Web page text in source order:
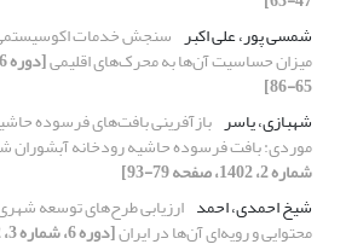
شمسی پور، علی اکبر سنجش خدمات اکوسیستمی
میزان حساسیت آن‌ها به محرک‌های اقلیمی
65-86]
شهبازی، یاسر بازآفرینی بافت‌های فرسوده
موردی: بافت فرسوده حاشیه رودخانه آبشوران
شماره 2، 1402، صفحه 79-93]
شیخ احمدی، احمد ارزیابی طرح‌های توسعه
محتوایی و رویه‌ای آن‌ها در ایران[دوره 6، شماره 3، 1402، صفحه 1-21]